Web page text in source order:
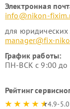
Электронная
info@nikon-
для юридических
manager@fix-
График работы:
ПН-ВСК с 9:00 до
Рейтинг
4.9-5.0